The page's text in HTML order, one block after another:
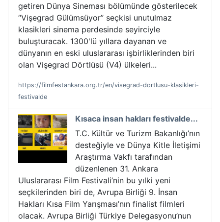
getiren Dünya Sineması bölümünde gösterilecek
“Vişegrad Gülümsüyor” seçkisi unutulmaz
klasikleri sinema perdesinde seyirciyle
buluşturacak. 1300'lü yıllara dayanan ve
dünyanın en eski uluslararası işbirliklerinden biri
olan Vişegrad Dörtlüsü (V4) ülkeleri...
https://filmfestankara.org.tr/en/visegrad-dortlusu-klasikleri-
festivalde
Kısaca insan hakları festivalde...
T.C. Kültür ve Turizm Bakanlığı’nın
desteğiyle ve Dünya Kitle İletişimi
Araştırma Vakfı tarafından
düzenlenen 31. Ankara
Uluslararası Film Festivali’nin bu yılki yeni
seçkilerinden biri de, Avrupa Birliği 9. İnsan
Hakları Kısa Film Yarışması’nın finalist filmleri
olacak. Avrupa Birliği Türkiye Delegasyonu’nun